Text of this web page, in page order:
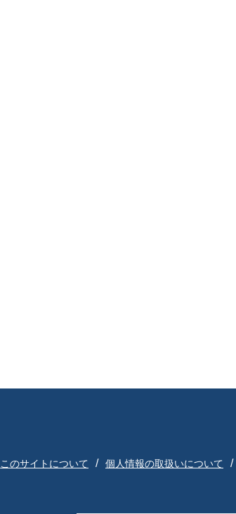
このサイトについて 個人情報の取扱いについて